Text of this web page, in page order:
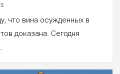
что вина осужденных в
доказана. Сегодня